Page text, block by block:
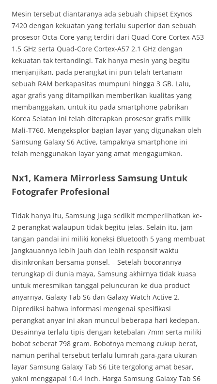
Mesin tersebut diantaranya ada sebuah chipset Exynos
7420 dengan kekuatan yang terlalu superior dan sebuah
prosesor Octa-Core yang terdiri dari Quad-Core Cortex-A53
1.5 GHz serta Quad-Core Cortex-A57 2.1 GHz dengan
kekuatan tak tertandingi. Tak hanya mesin yang begitu
menjanjikan, pada perangkat ini pun telah tertanam
sebuah RAM berkapasitas mumpuni hingga 3 GB. Lalu,
agar grafis yang ditampilkan memberikan kualitas yang
membanggakan, untuk itu pada smartphone pabrikan
Korea Selatan ini telah diterapkan prosesor grafis milik
Mali-T760. Mengeksplor bagian layar yang digunakan oleh
Samsung Galaxy S6 Active, tampaknya smartphone ini
telah menggunakan layar yang amat mengagumkan.
Nx1, Kamera Mirrorless Samsung Untuk
Fotografer Profesional
Tidak hanya itu, Samsung juga sedikit memperlihatkan ke-
2 perangkat walaupun tidak begitu jelas. Selain itu, jam
tangan pandai ini miliki koneksi Bluetooth 5 yang membuat
jangkauannya lebih jauh dan lebih responsif waktu
disinkronkan bersama ponsel. – Setelah bocorannya
terungkap di dunia maya, Samsung akhirnya tidak kuasa
untuk meresmikan tanggal peluncuran ke dua product
anyarnya, Galaxy Tab S6 dan Galaxy Watch Active 2.
Diprediksi bahwa informasi mengenai spesifikasi
perangkat anyar ini akan muncul beberapa hari kedepan.
Desainnya terlalu tipis dengan ketebalan 7mm serta miliki
bobot seberat 798 gram. Bobotnya memang cukup berat,
namun perihal tersebut terlalu lumrah gara-gara ukuran
layar Samsung Galaxy Tab S6 Lite tergolong amat besar,
yakni menggapai 10.4 Inch. Harga Samsung Galaxy Tab S6